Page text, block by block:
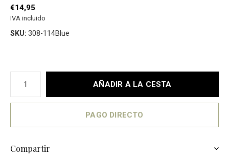
€14,95
IVA incluido
SKU: 308-114Blue
AÑADIR A LA CESTA
PAGO DIRECTO
Compartir